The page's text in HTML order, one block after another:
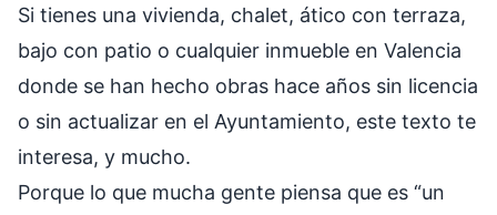
Si tienes una vivienda, chalet, ático con terraza,
bajo con patio o cualquier inmueble en Valencia
donde se han hecho obras hace años sin licencia
o sin actualizar en el Ayuntamiento, este texto te
interesa, y mucho.
Porque lo que mucha gente piensa que es “un